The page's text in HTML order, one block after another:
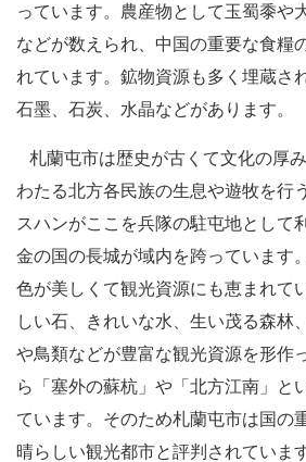
っています。農産物として玉蜀黍や
などが数えられ、中国の重要な食糧
れています。鉱物資源も多く埋蔵さ
石墨、石炭、水晶などがあります。
札蘭屯市は歴史が古くて文化の厚
わたる北方各民族の生息や遊牧を行
スハンがここを兵隊の駐屯地として
金の国の長城が域内を跨っています
色が美しくて観光資源にも恵まれて
しい石、きれいな水、生い茂る森林
や鳥類などが豊富な観光資源を形作
ら「塞外の蘇杭」や「北方江南」と
ています。そのため札蘭屯市は国の
晴らしい観光都市と評判されていま